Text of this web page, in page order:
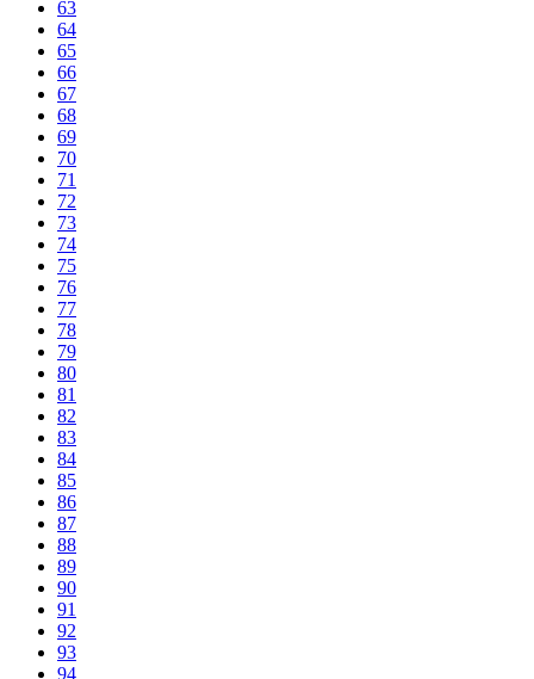
63
64
65
66
67
68
69
70
71
72
73
74
75
76
77
78
79
80
81
82
83
84
85
86
87
88
89
90
91
92
93
94